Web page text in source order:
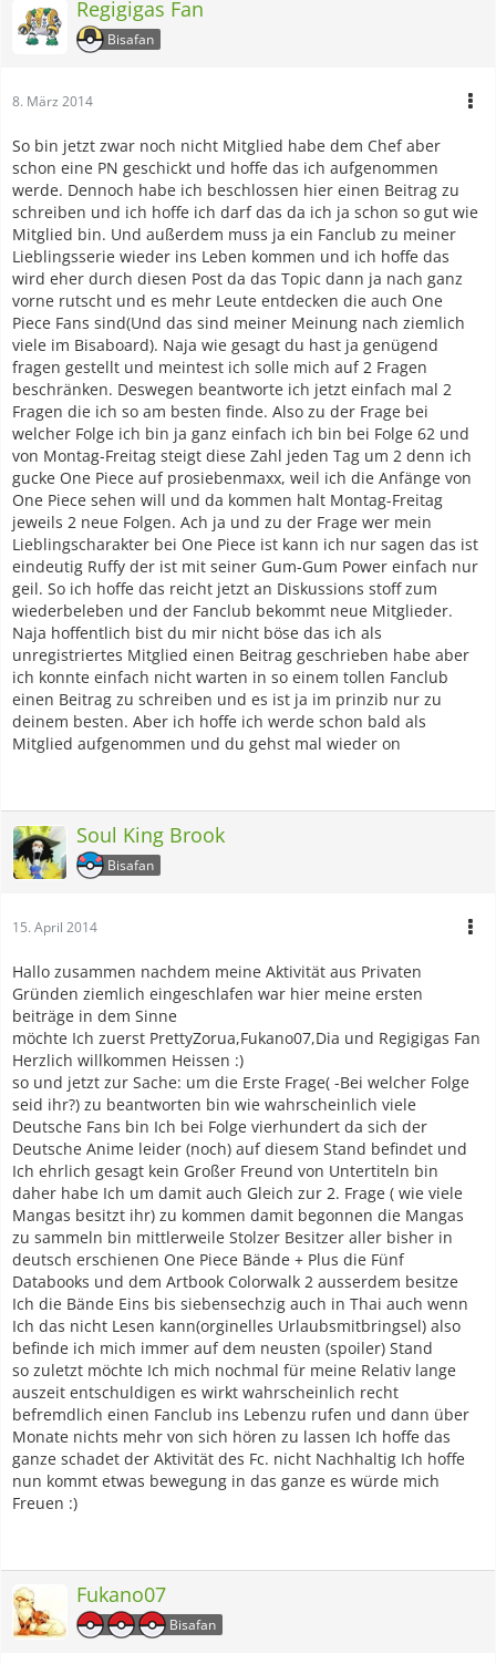
Regigigas Fan
Bisafan
8. März 2014
So bin jetzt zwar noch nicht Mitglied habe dem Chef aber
schon eine PN geschickt und hoffe das ich aufgenommen
werde. Dennoch habe ich beschlossen hier einen Beitrag zu
schreiben und ich hoffe ich darf das da ich ja schon so gut wie
Mitglied bin. Und außerdem muss ja ein Fanclub zu meiner
Lieblingsserie wieder ins Leben kommen und ich hoffe das
wird eher durch diesen Post da das Topic dann ja nach ganz
vorne rutscht und es mehr Leute entdecken die auch One
Piece Fans sind(Und das sind meiner Meinung nach ziemlich
viele im Bisaboard). Naja wie gesagt du hast ja genügend
fragen gestellt und meintest ich solle mich auf 2 Fragen
beschränken. Deswegen beantworte ich jetzt einfach mal 2
Fragen die ich so am besten finde. Also zu der Frage bei
welcher Folge ich bin ja ganz einfach ich bin bei Folge 62 und
von Montag-Freitag steigt diese Zahl jeden Tag um 2 denn ich
gucke One Piece auf prosiebenmaxx, weil ich die Anfänge von
One Piece sehen will und da kommen halt Montag-Freitag
jeweils 2 neue Folgen. Ach ja und zu der Frage wer mein
Lieblingscharakter bei One Piece ist kann ich nur sagen das ist
eindeutig Ruffy der ist mit seiner Gum-Gum Power einfach nur
geil. So ich hoffe das reicht jetzt an Diskussions stoff zum
wiederbeleben und der Fanclub bekommt neue Mitglieder.
Naja hoffentlich bist du mir nicht böse das ich als
unregistriertes Mitglied einen Beitrag geschrieben habe aber
ich konnte einfach nicht warten in so einem tollen Fanclub
einen Beitrag zu schreiben und es ist ja im prinzib nur zu
deinem besten. Aber ich hoffe ich werde schon bald als
Mitglied aufgenommen und du gehst mal wieder on
Soul King Brook
Bisafan
15. April 2014
Hallo zusammen nachdem meine Aktivität aus Privaten
Gründen ziemlich eingeschlafen war hier meine ersten
beiträge in dem Sinne
möchte Ich zuerst PrettyZorua,Fukano07,Dia und Regigigas Fan
Herzlich willkommen Heissen :)
so und jetzt zur Sache: um die Erste Frage( -Bei welcher Folge
seid ihr?) zu beantworten bin wie wahrscheinlich viele
Deutsche Fans bin Ich bei Folge vierhundert da sich der
Deutsche Anime leider (noch) auf diesem Stand befindet und
Ich ehrlich gesagt kein Großer Freund von Untertiteln bin
daher habe Ich um damit auch Gleich zur 2. Frage ( wie viele
Mangas besitzt ihr) zu kommen damit begonnen die Mangas
zu sammeln bin mittlerweile Stolzer Besitzer aller bisher in
deutsch erschienen One Piece Bände + Plus die Fünf
Databooks und dem Artbook Colorwalk 2 ausserdem besitze
Ich die Bände Eins bis siebensechzig auch in Thai auch wenn
Ich das nicht Lesen kann(orginelles Urlaubsmitbringsel) also
befinde ich mich immer auf dem neusten (spoiler) Stand
so zuletzt möchte Ich mich nochmal für meine Relativ lange
auszeit entschuldigen es wirkt wahrscheinlich recht
befremdlich einen Fanclub ins Lebenzu rufen und dann über
Monate nichts mehr von sich hören zu lassen Ich hoffe das
ganze schadet der Aktivität des Fc. nicht Nachhaltig Ich hoffe
nun kommt etwas bewegung in das ganze es würde mich
Freuen :)
Fukano07
Bisafan